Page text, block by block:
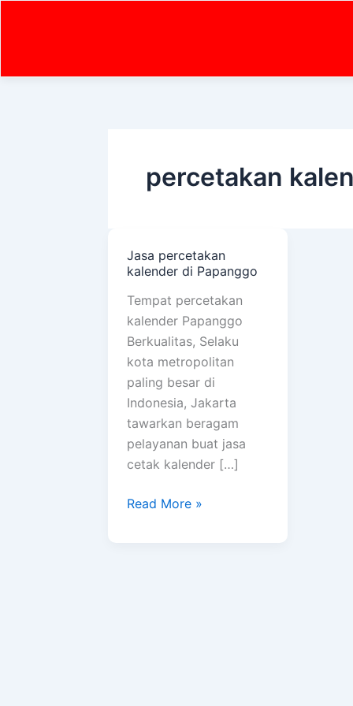
percetakan
Jasa percetakan
kalender di Papanggo
Tempat percetakan
kalender Papanggo
Berkualitas, Selaku
kota metropolitan
paling besar di
Indonesia, Jakarta
tawarkan beragam
pelayanan buat jasa
cetak kalender […]
Jasa
percetakan
kalender
di
Papanggo
Read More »